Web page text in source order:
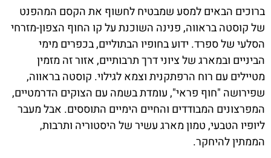
ברוכים הבאים למסע שמבטיח לחשוף את הקסם המהפנט
של קוסטה בראווה, פנינה השוכנת על קו החוף הצפון-מזרחי
הסלעי של ספרד. ידוע בחופיו הבתוליים, בכפרים מימי
הביניים ובמארג של ציוני דרך תרבותיים, אזור זה מזמין
מטיילים עם רוח הרפתקנית וצמא לגילוי. קוסטה בראווה,
שפירושה "חוף פראי", עומדת בשמה עם הצוקים הדרמטיים,
המפרצונים המבודדים והחיים הימיים התוססים. אבל מעבר
ליופיו הטבעי, טמון מארג עשיר של היסטוריה ותרבות,
הממתין להיחקר.